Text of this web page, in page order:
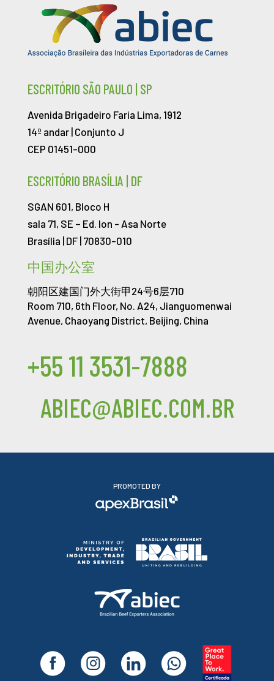
ESCRITÓRIO SÃO PAULO | SP
Avenida Brigadeiro Faria Lima, 1912
14º andar | Conjunto J
CEP 01451-000
ESCRITÓRIO BRASÍLIA | DF
SGAN 601, Bloco H
sala 71, SE – Ed. Ion - Asa Norte
Brasília | DF | 70830-010
中国办公室
朝阳区建国门外大街甲24号6层710
Room 710, 6th Floor, No. A24, Jianguomenwai
Avenue, Chaoyang District, Beijing, China
+55 11 3531-7888
ABIEC@ABIEC.COM.BR
PROMOTED BY